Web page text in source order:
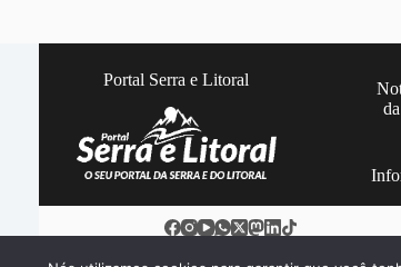
Portal Serra e Litoral